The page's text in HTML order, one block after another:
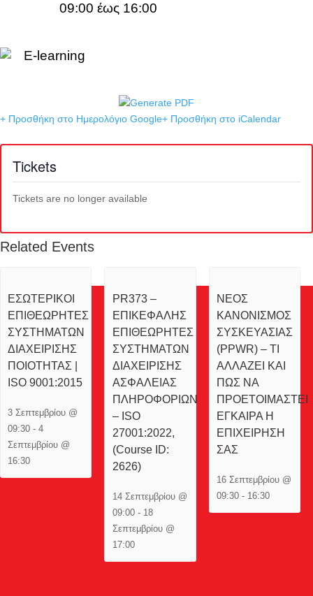
09:00 έως 16:00
E-learning
+ Προσθήκη στο Ημερολόγιο Google+ Προσθήκη στο iCalendar
Tickets
Tickets are no longer available
Related Events
ΕΣΩΤΕΡΙΚΟΙ
ΕΠΙΘΕΩΡΗΤΕΣ
ΣΥΣΤΗΜΑΤΩΝ
ΔΙΑΧΕΙΡΙΣΗΣ
ΠΟΙΟΤΗΤΑΣ |
ISO 9001:2015
3 Σεπτεμβρίου @
09:30 -4
Σεπτεμβρίου @
16:30
PR373 –
ΕΠΙΚΕΦΑΛΗΣ
ΕΠΙΘΕΩΡΗΤΕΣ
ΣΥΣΤΗΜΑΤΩΝ
ΔΙΑΧΕΙΡΙΣΗΣ
ΑΣΦΑΛΕΙΑΣ
ΠΛΗΡΟΦΟΡΙΩΝ
– ISO
27001:2022,
(Course ID:
2626)
14 Σεπτεμβρίου @
09:00- 18
Σεπτεμβρίου @
17:00
ΝΕΟΣ
ΚΑΝΟΝΙΣΜΟΣ
ΣΥΣΚΕΥΑΣΙΑΣ
(PPWR) – ΤΙ
ΑΛΛΑΖΕΙ ΚΑΙ
ΠΩΣ ΝΑ
ΠΡΟΕΤΟΙΜΑΣΤΕΙ
ΕΓΚΑΙΡΑ Η
ΕΠΙΧΕΙΡΗΣΗ
ΣΑΣ
16 Σεπτεμβρίου @
09:30- 16:30